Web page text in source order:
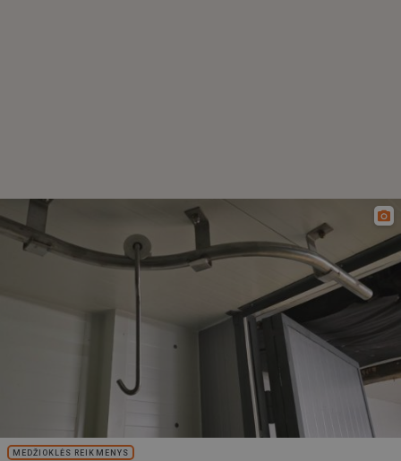
MEDŽIOKLĖS REIKMENYS